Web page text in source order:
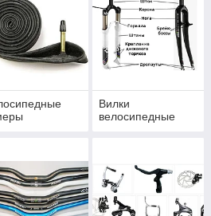
Вилки
велосипедные